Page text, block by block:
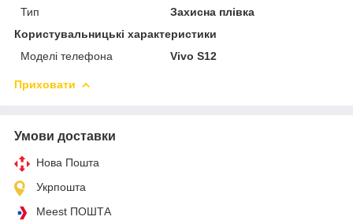
Тип
Захисна плівка
Користувальницькі характеристики
Моделі телефона
Vivo S12
Приховати
Умови доставки
Нова Пошта
Укрпошта
Meest ПОШТА